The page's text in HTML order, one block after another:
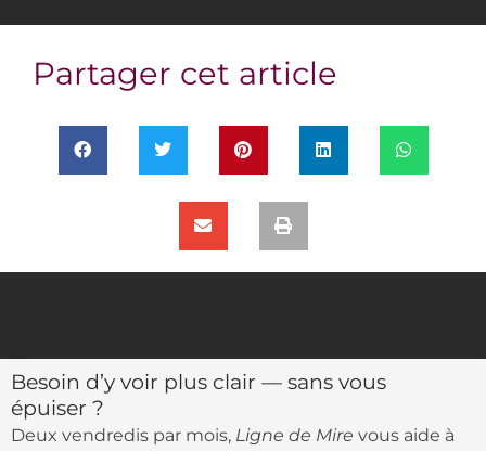
Partager cet article
Besoin d’y voir plus clair — sans vous
épuiser ?
Deux vendredis par mois, Ligne de Mire vous aide à